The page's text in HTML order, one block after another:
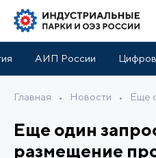
АИП России
Главная • Новости •
Еще один
размещение